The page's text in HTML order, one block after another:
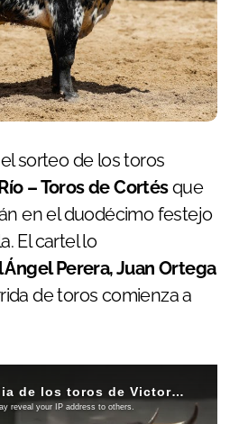
– Toros de Cortésque
en el duodécimo festejo
El cartel lo
Ángel Perera, Juan Ortega
de toros comienza a